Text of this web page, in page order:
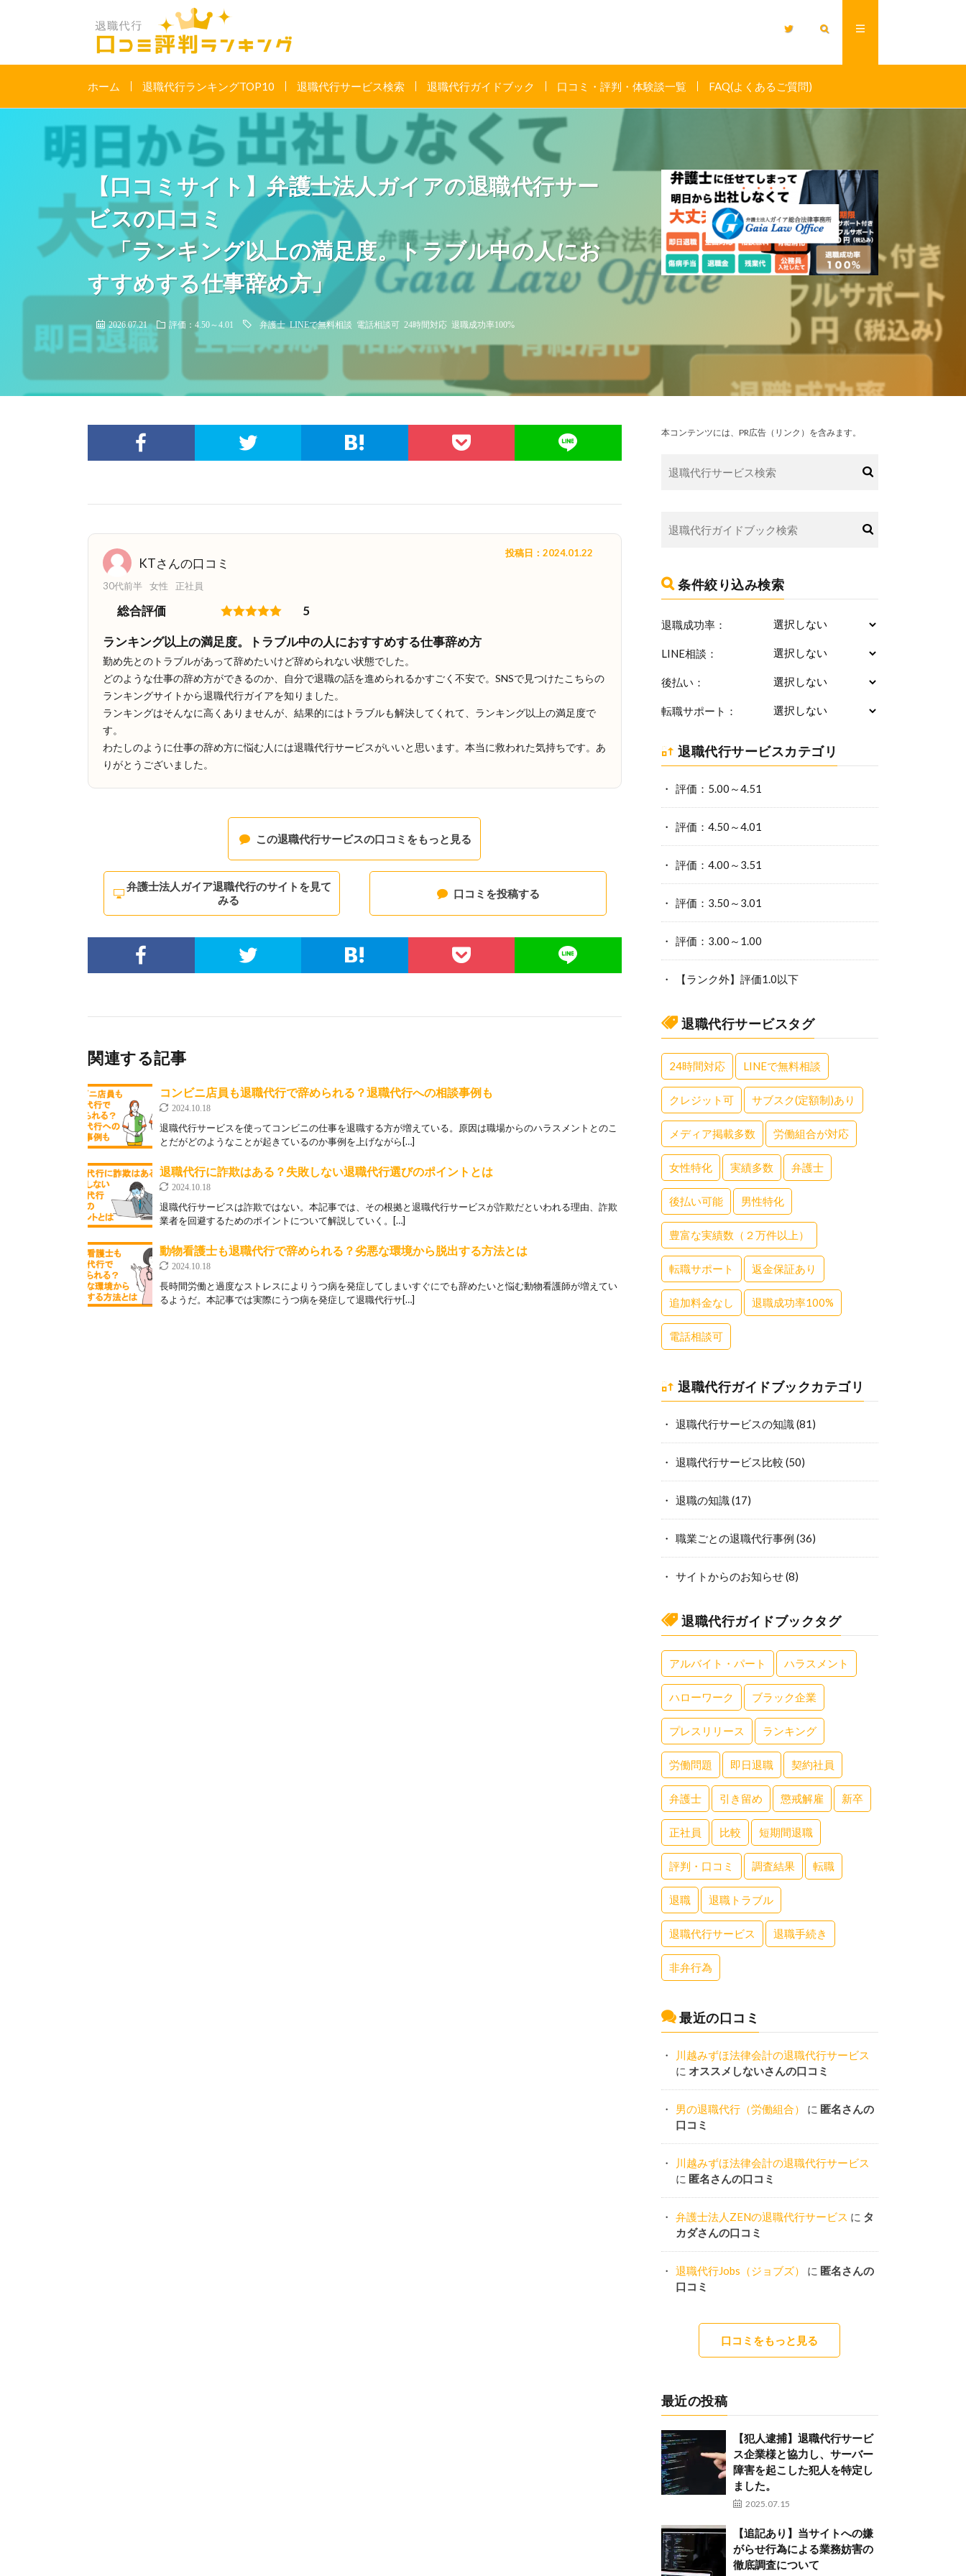
ホーム 退職代行ランキングTOP10 退職代行サービス検索 退職代行ガイドブック 口コミ・評判・体験談一覧 FAQ(よくあるご質問)
【口コミサイト】弁護士法人ガイアの退職代行サー
ビスの口コミ
「ランキング以上の満足度。トラブル中の人にお
すすめする仕事辞め方」
2026.07.21 評価：4.50～4.01 弁護士 LINEで無料相談 電話相談可 24時間対応 退職成功率100%
KTさんの口コミ
投稿日：2024.01.22
30代前半 女性 正社員
総合評価 5
ランキング以上の満足度。トラブル中の人におすすめする仕事辞め方
勤め先とのトラブルがあって辞めたいけど辞められない状態でした。
どのような仕事の辞め方ができるのか、自分で退職の話を進められるかすごく不安で。SNSで見つけたこちらの
ランキングサイトから退職代行ガイアを知りました。
ランキングはそんなに高くありませんが、結果的にはトラブルも解決してくれて、ランキング以上の満足度で
す。
わたしのように仕事の辞め方に悩む人には退職代行サービスがいいと思います。本当に救われた気持ちです。あ
りがとうございました。
この退職代行サービスの口コミをもっと見る
弁護士法人ガイア退職代行のサイトを見て
みる
口コミを投稿する
関連する記事
コンビニ店員も退職代行で辞められる？退職代行への相談事例も
2024.10.18
退職代行サービスを使ってコンビニの仕事を退職する方が増えている。原因は職場からのハラスメントとのこ
とだがどのようなことが起きているのか事例を上げながら[…]
退職代行に詐欺はある？失敗しない退職代行選びのポイントとは
2024.10.18
退職代行サービスは詐欺ではない。本記事では、その根拠と退職代行サービスが詐欺だといわれる理由、詐欺
業者を回避するためのポイントについて解説していく。[…]
動物看護士も退職代行で辞められる？劣悪な環境から脱出する方法とは
2024.10.18
長時間労働と過度なストレスによりうつ病を発症してしまいすぐにでも辞めたいと悩む動物看護師が増えてい
るようだ。本記事では実際にうつ病を発症して退職代行サ[…]
本コンテンツには、PR広告（リンク）を含みます。
条件絞り込み検索
退職成功率：
LINE相談：
後払い：
転職サポート：
退職代行サービスカテゴリ
評価：5.00～4.51
評価：4.50～4.01
評価：4.00～3.51
評価：3.50～3.01
評価：3.00～1.00
【ランク外】評価1.0以下
退職代行サービスタグ
24時間対応 LINEで無料相談
クレジット可 サブスク(定額制)あり
メディア掲載多数 労働組合が対応
女性特化 実績多数 弁護士
後払い可能 男性特化
豊富な実績数（２万件以上）
転職サポート 返金保証あり
追加料金なし 退職成功率100%
電話相談可
退職代行ガイドブックカテゴリ
退職代行サービスの知識(81)
退職代行サービス比較 (50)
退職の知識(17)
職業ごとの退職代行事例 (36)
サイトからのお知らせ(8)
退職代行ガイドブックタグ
アルバイト・パート ハラスメント
ハローワーク ブラック企業
プレスリリース ランキング
労働問題 即日退職 契約社員
弁護士 引き留め 懲戒解雇 新卒
正社員 比較 短期間退職
評判・口コミ 調査結果 転職
退職 退職トラブル
退職代行サービス 退職手続き
非弁行為
最近の口コミ
川越みずほ法律会計の退職代行サービス
に オススメしないさんの口コミ
男の退職代行（労働組合） に 匿名さんの
口コミ
川越みずほ法律会計の退職代行サービス
に 匿名さんの口コミ
弁護士法人ZENの退職代行サービス に タ
カダさんの口コミ
退職代行Jobs（ジョブズ） に 匿名さんの
口コミ
口コミをもっと見る
最近の投稿
【犯人逮捕】退職代行サービ
ス企業様と協力し、サーバー
障害を起こした犯人を特定し
ました。
2025.07.15
【追記あり】当サイトへの嫌
がらせ行為による業務妨害の
徹底調査について